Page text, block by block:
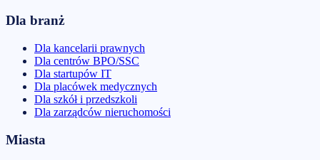
Dla branż
Dla kancelarii prawnych
Dla centrów BPO/SSC
Dla startupów IT
Dla placówek medycznych
Dla szkół i przedszkoli
Dla zarządców nieruchomości
Miasta